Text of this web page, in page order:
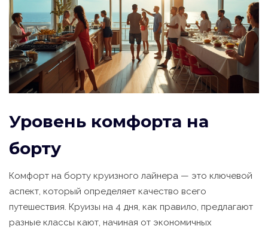
Уровень комфорта на
борту
Комфорт на борту круизного лайнера — это ключевой
аспект, который определяет качество всего
путешествия. Круизы на 4 дня, как правило, предлагают
разные классы кают, начиная от экономичных